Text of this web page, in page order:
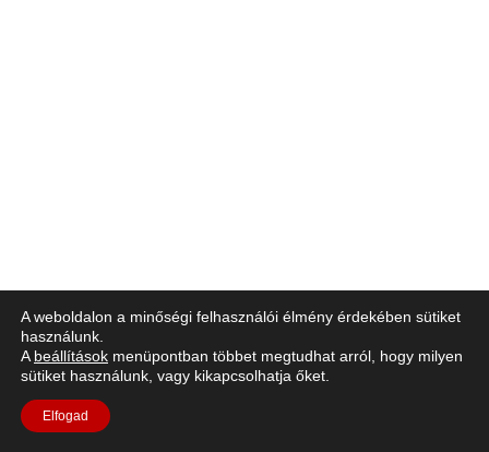
A weboldalon a minőségi felhasználói élmény érdekében sütiket
használunk.
A beállítások menüpontban többet megtudhat arról, hogy milyen
sütiket használunk, vagy kikapcsolhatja őket.
Elfogad